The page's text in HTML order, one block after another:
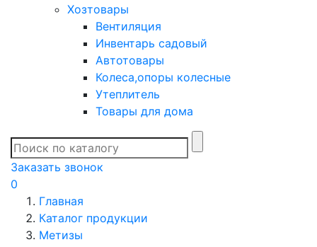
Хозтовары
Вентиляция
Инвентарь садовый
Автотовары
Колеса,опоры колесные
Утеплитель
Товары для дома
Заказать звонок
0
Главная
Каталог продукции
Метизы